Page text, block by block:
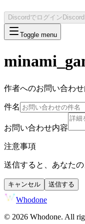
Discordでログイン
Toggle menu
作者へのお問い合わ
件名
お問い合わせ内容
注意事項
送信すると、あなた
キャンセル 送信する
Whodone
© 2026 Whodone. All